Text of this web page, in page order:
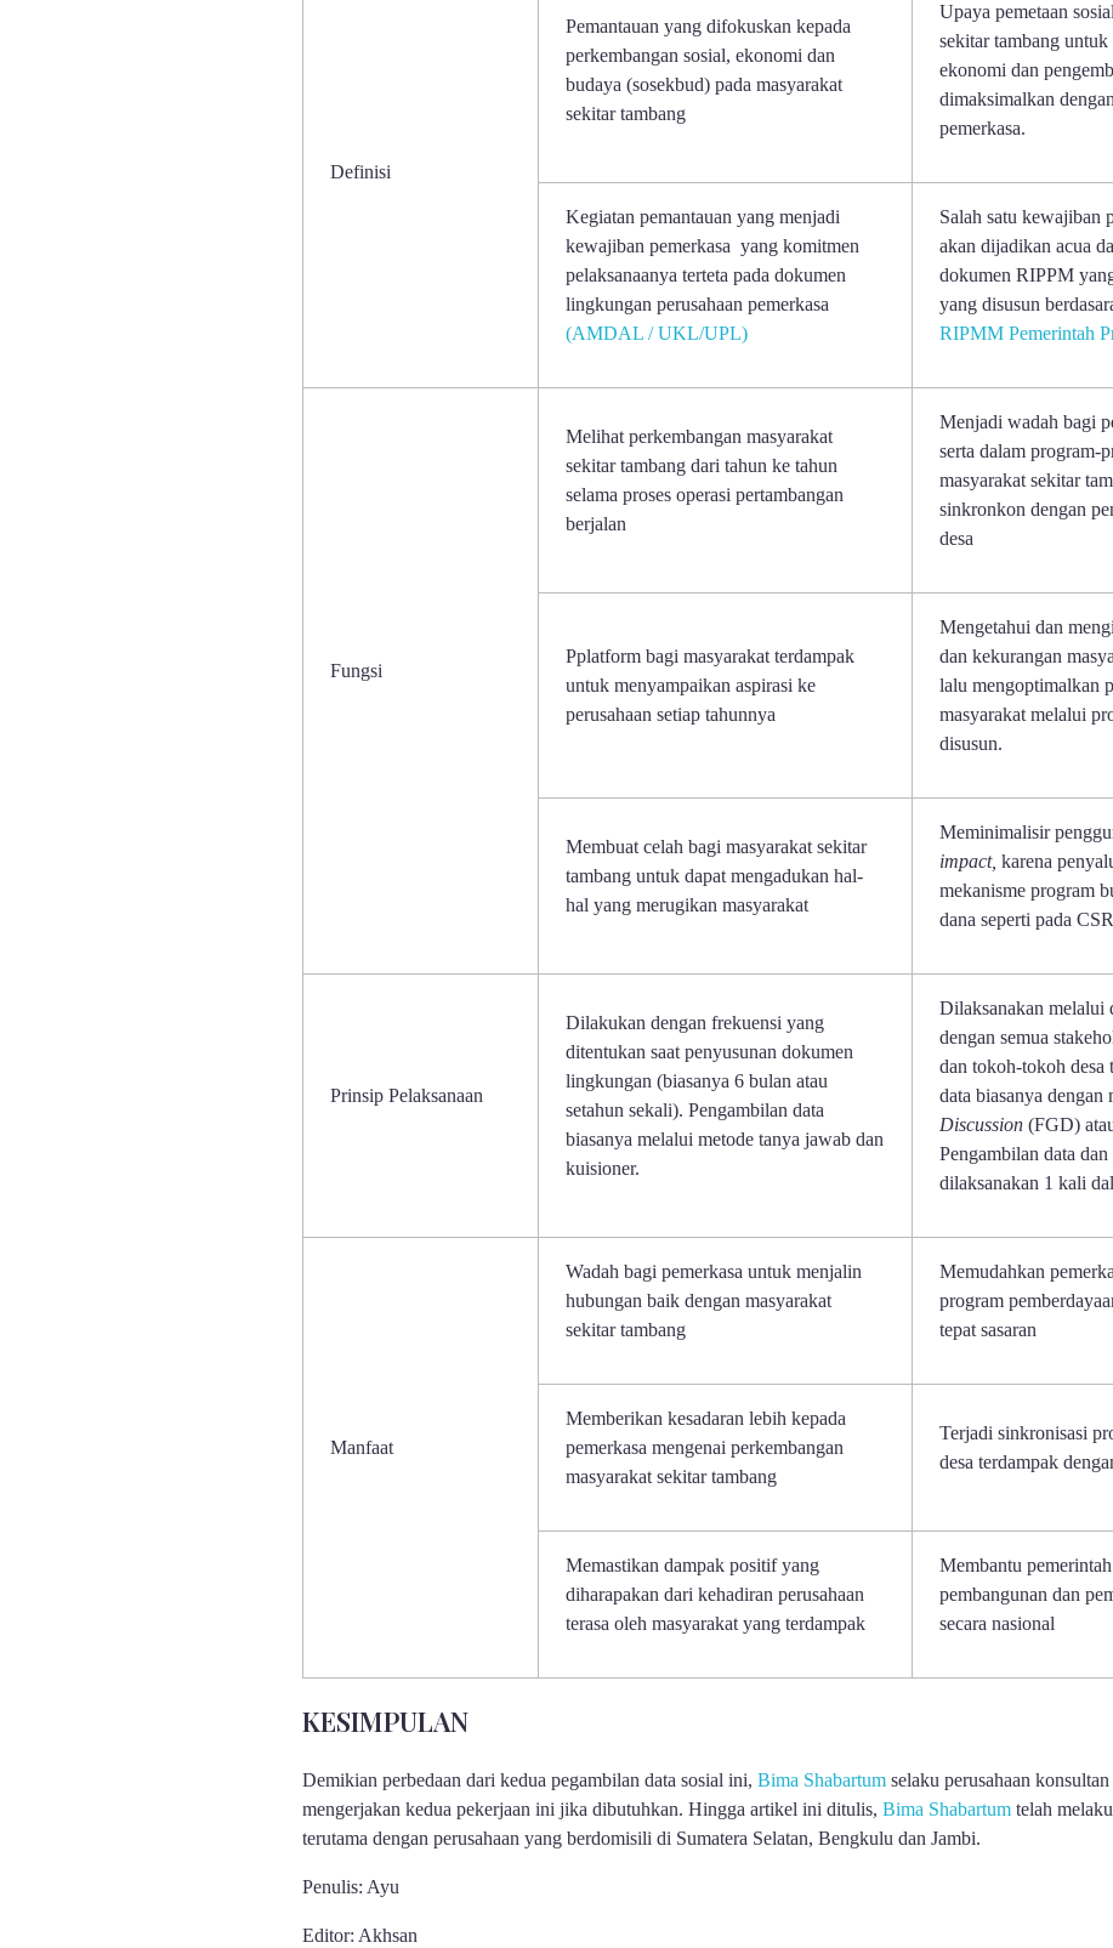
Definisi
Pemantauan yang difokuskan kepada
perkembangan sosial, ekonomi dan
budaya (sosekbud) pada masyarakat
sekitar tambang
Upaya pemetaan
sekitar tambang
ekonomi dan
dimaksimalkan
pemerkasa.
Kegiatan pemantauan yang menjadi
kewajiban pemerkasa yang komitmen
pelaksanaanya terteta pada dokumen
lingkungan perusahaan pemerkasa
(AMDAL / UKL/UPL)
Salah satu kewajiban
akan dijadikan acua
dokumen RIPPM
yang disusun
RIPMM Pemerintah
Fungsi
Melihat perkembangan masyarakat
sekitar tambang dari tahun ke tahun
selama proses operasi pertambangan
berjalan
Menjadi wadah bagi
serta dalam program-
masyarakat sekitar
sinkronkon dengan
desa
Pplatform bagi masyarakat terdampak
untuk menyampaikan aspirasi ke
perusahaan setiap tahunnya
Mengetahui dan
dan kekurangan
lalu mengoptimalkan
masyarakat melalui
disusun.
Membuat celah bagi masyarakat sekitar
tambang untuk dapat mengadukan hal-
hal yang merugikan masyarakat
Meminimalisir
impact,karena
mekanisme program
dana seperti pada CSR
Prinsip Pelaksanaan
Dilakukan dengan frekuensi yang
ditentukan saat penyusunan dokumen
lingkungan (biasanya 6 bulan atau
setahun sekali). Pengambilan data
biasanya melalui metode tanya jawab dan
kuisioner.
Dilaksanakan melalui
dengan semua
dan tokoh-tokoh desa
data biasanya dengan
Discussion (FGD)
Pengambilan data
dilaksanakan 1 kali
Manfaat
Wadah bagi pemerkasa untuk menjalin
hubungan baik dengan masyarakat
sekitar tambang
Memudahkan
program
tepat sasaran
Memberikan kesadaran lebih kepada
pemerkasa mengenai perkembangan
masyarakat sekitar tambang
Terjadi sinkronisasi
desa terdampak
Memastikan dampak positif yang
diharapakan dari kehadiran perusahaan
terasa oleh masyarakat yang terdampak
Membantu
pembangunan dan
secara nasional
KESIMPULAN
Demikian perbedaan dari kedua pegambilan data sosial ini, Bima Shabartumselaku perusahaan
mengerjakan kedua pekerjaan ini jika dibutuhkan. Hingga artikel ini ditulis, Bima Shabartumtelah
terutama dengan perusahaan yang berdomisili di Sumatera Selatan, Bengkulu dan Jambi.
Penulis: Ayu
Editor: Akhsan